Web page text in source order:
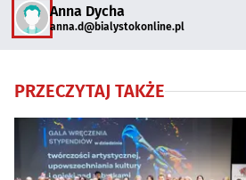
Anna Dycha
anna.d@bialystokonline.pl
PRZECZYTAJ TAKŻE